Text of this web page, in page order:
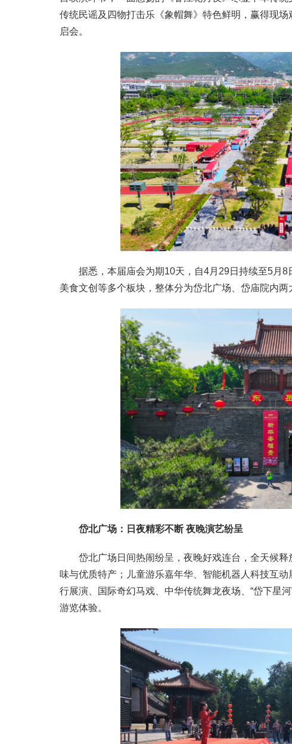
传统民谣及四物打击乐《象帽舞》特色鲜明，赢得现
启会。
据悉，本届庙会为期10天，自4月29日持续至5月
美食文创等多个板块，整体分为岱北广场、岱庙院内
岱北广场：日夜精彩不断 夜晚演艺纷呈
岱北广场日间热闹纷呈，夜晚好戏连台，全天候
味与优质特产；儿童游乐嘉年华、智能机器人科技互
行展演、国际奇幻马戏、中华传统舞龙夜场、“岱下星
游览体验。